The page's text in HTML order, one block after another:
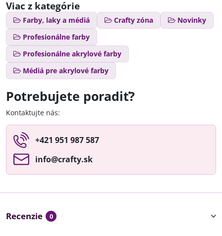
Viac z kategórie
Farby, laky a médiá Crafty zóna
Novinky
Profesionálne farby
Profesionálne akrylové farby
Médiá pre akrylové farby
Potrebujete poradiť?
Kontaktujte nás:
+421 951 987 587
info​@crafty​.sk
Recenzie 0